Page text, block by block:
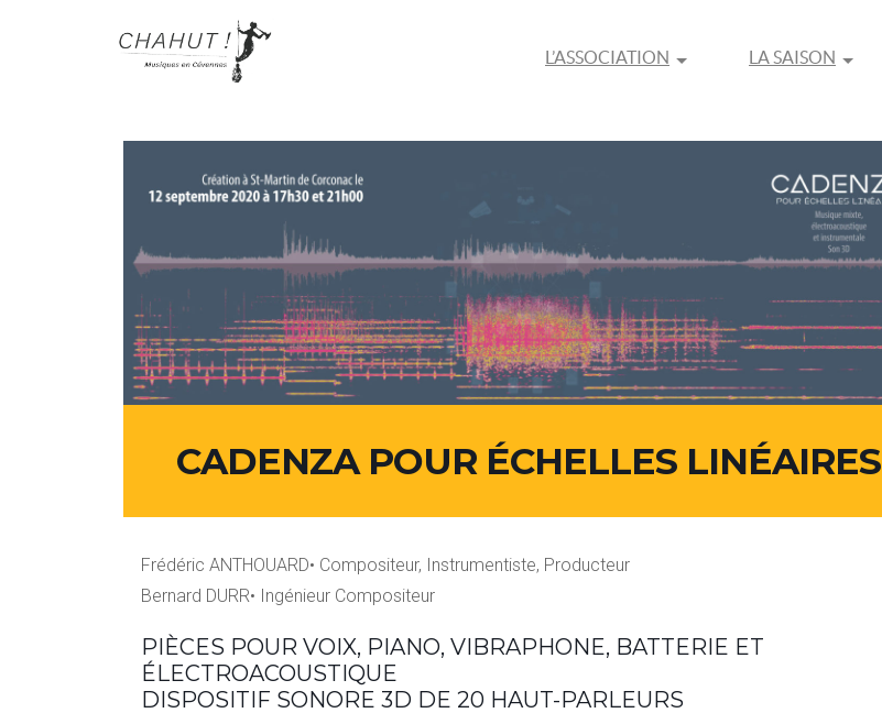
L’ASSOCIATION LA SAISON
CADENZA POUR ÉCHELLES LINÉAIRES
Frédéric ANTHOUARD• Compositeur, Instrumentiste, Producteur
Bernard DURR• Ingénieur Compositeur
PIÈCES POUR VOIX, PIANO, VIBRAPHONE, BATTERIE ET
ÉLECTROACOUSTIQUE
DISPOSITIF SONORE 3D DE 20 HAUT-PARLEURS